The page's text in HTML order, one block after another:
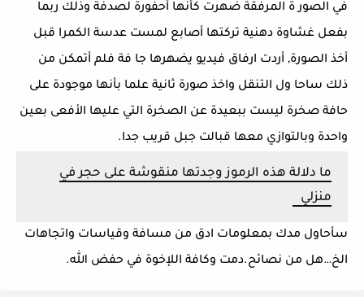
في الصور ة المرفقة ضهرت كأنها أحفورة لصدفة وذلك ربما
بفعل غشاوة دهنية تركتها أصابع لمست عدسة الكمرا قبل
أخذ الصورة, أردت ارفاق فيديو يضهرها جا فة فلم أتمكن من
ذلك ساحا ول التنقل واخذ صورة ثانية علما بأنها موجودة على
حافة صخرة ليست ببعيدة عن الصخرة التي عليها الأفعى بعين
واحدة وبالتوازي معها قبالت جبل قريب جدا.
ما دلالة هذه الرموز وجدتها منقوشة على حجر في
منزلي
سأحاول مدك بمعلومات ادق من مسافة وقياسات واتجاهات
الخ…هل من نصائح.دمت وكافة اللإخوة في حفض الله.